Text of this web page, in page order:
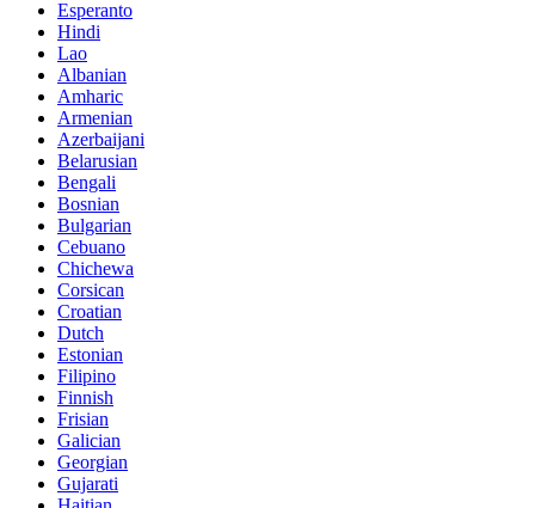
Esperanto
Hindi
Lao
Albanian
Amharic
Armenian
Azerbaijani
Belarusian
Bengali
Bosnian
Bulgarian
Cebuano
Chichewa
Corsican
Croatian
Dutch
Estonian
Filipino
Finnish
Frisian
Galician
Georgian
Gujarati